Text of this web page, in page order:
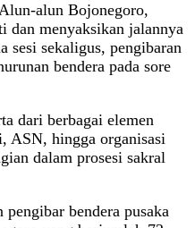
alun Bojonegoro,
dan menyaksikan jalannya
sesi sekaligus, pengibaran
bendera pada sore
dari berbagai elemen
ASN, hingga organisasi
dalam prosesi sakral
pengibar bendera pusaka